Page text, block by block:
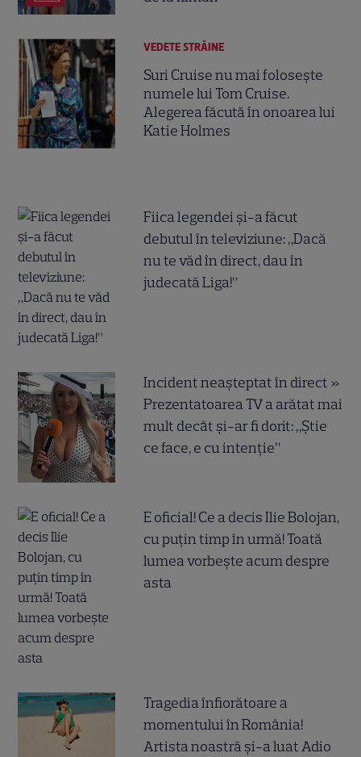
VEDETE STRĂINE
Suri Cruise nu mai folosește
numele lui Tom Cruise.
Alegerea făcută în onoarea lui
Katie Holmes
Fiica legendei și-a făcut
debutul în televiziune: „Dacă
nu te văd în direct, dau în
judecată Liga!”
Incident neașteptat în direct »
Prezentatoarea TV a arătat mai
mult decât și-ar fi dorit: „Știe
ce face, e cu intenție”
E oficial! Ce a decis Ilie Bolojan,
cu puțin timp în urmă! Toată
lumea vorbește acum despre
asta
Tragedia înfiorătoare a
momentului în România!
Artista noastră și-a luat Adio